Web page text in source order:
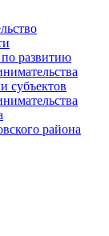
развитию
субъектов
района